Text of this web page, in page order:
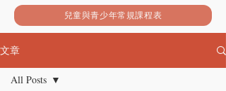
兒童與青少年常規課程表
文章
All Posts